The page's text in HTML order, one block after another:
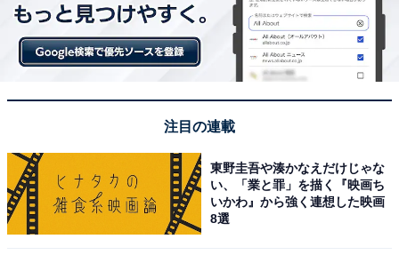
ュできました。
す。毎週木曜日の生薬風呂はお肌がつるつるになる
います。
注目の連載
東野圭吾や湊かなえだけじゃな
い、「業と罪」を描く『映画ち
いかわ』から強く連想した映画
8選